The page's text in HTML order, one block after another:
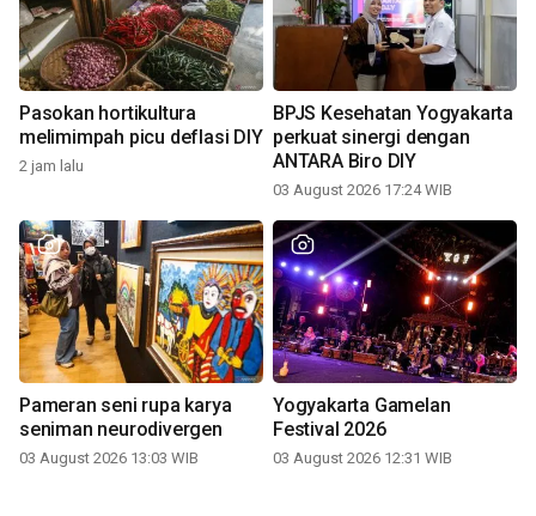
Pasokan hortikultura
melimimpah picu deflasi DIY
2 jam lalu
BPJS Kesehatan Yogyakarta
perkuat sinergi dengan
ANTARA Biro DIY
03 August 2026 17:24 WIB
Pameran seni rupa karya
seniman neurodivergen
03 August 2026 13:03 WIB
Yogyakarta Gamelan
Festival 2026
03 August 2026 12:31 WIB